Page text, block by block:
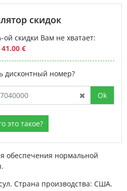
скидок
скидки Вам не хватает:
41.00 €
дисконтный номер?
Ok
это такое?
обеспечения нормальной
Страна производства: США.